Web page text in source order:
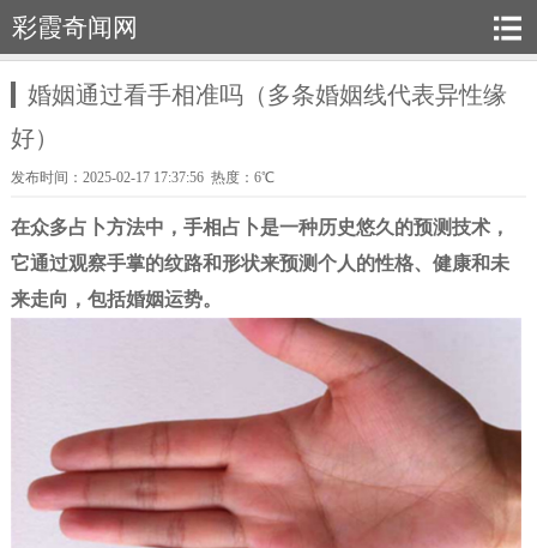
彩霞奇闻网
婚姻通过看手相准吗（多条婚姻线代表异性缘
好）
发布时间：2025-02-17 17:37:56 热度：6℃
在众多占卜方法中，手相占卜是一种历史悠久的预测技术，
它通过观察手掌的纹路和形状来预测个人的性格、健康和未
来走向，包括婚姻运势。